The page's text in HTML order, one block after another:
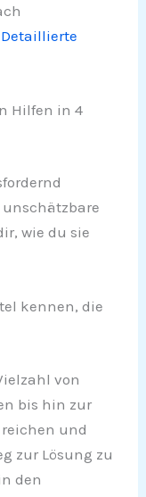
Detaillierte
Hilfen in 4
wie du sie
kennen, die
von
bis hin zur
und
zur Lösung zu
den